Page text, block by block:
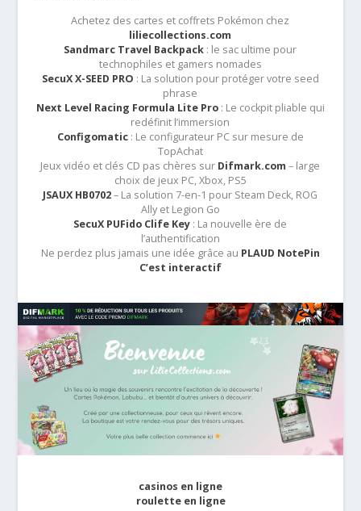
Achetez des cartes et coffrets Pokémon chez
liliecollections.com
Sandmarc Travel Backpack : le sac ultime pour
technophiles et gamers nomades
SecuX X-SEED PRO : La solution pour protéger votre seed
phrase
Next Level Racing Formula Lite Pro: Le cockpit pliable qui
redéfinit l’immersion
Configomatic: Le configurateur PC sur mesure de
TopAchat
Jeux vidéo et clés CD pas chères sur Difmark.com – large
choix de jeux PC, Xbox, PS5
JSAUX HB0702– La solution 7-en-1 pour Steam Deck, ROG
Ally et Legion Go
SecuX PUFido Clife Key : La nouvelle ère de
l’authentification
Ne perdez plus jamais une idée grâce au PLAUD NotePin
C’est interactif
casinos en ligne
roulette en ligne